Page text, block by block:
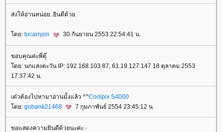
ส่งให้อ่านหน่อย..ยินดีด้ว
ดย: tucarryon 30 กันยายน 2553 22:54:41 น.
ขอบคุณค่ะพี่ตุ๊
ดย: นกแสงตะวัน IP: 192.168.103.87, 61.19.127.147 18 ตุลาคม 2553
17:37:42 น.
เด๋วต้องไปหามาอ่านมั้งแล้ว ^^Coolpix S4000
ดย: gobank21468 7 กุมภาพันธ์ 2554 23:45:12 น.
ขอแสดงความยินดีด้วยนะค่ะ.-